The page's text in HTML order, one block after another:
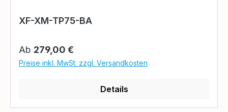
XF-XM-TP75-BA
Regulärer Preis:
Ab 279,00 €
Preise inkl. MwSt. zzgl. Versandkosten
Details